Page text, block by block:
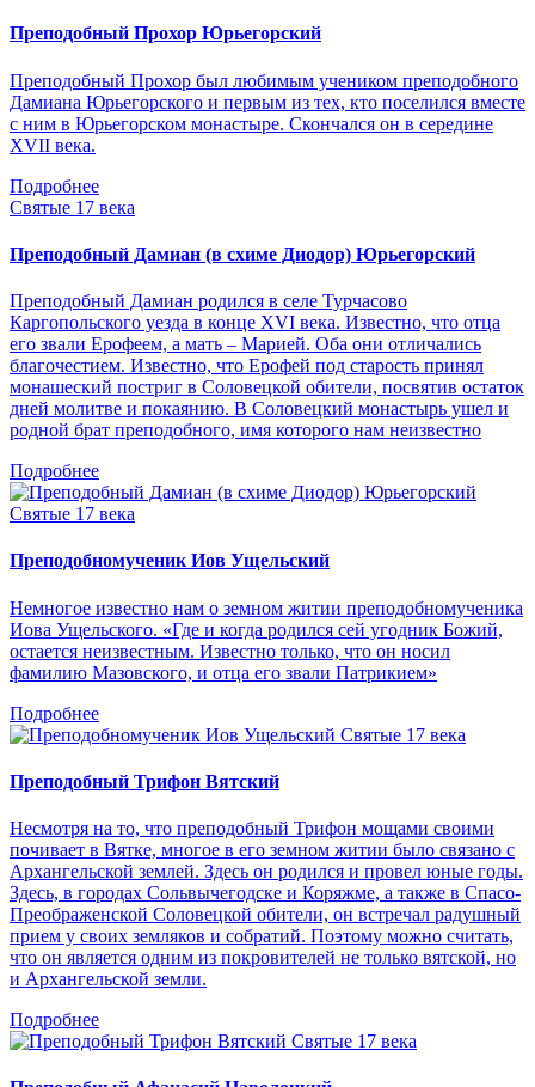
Преподобный Прохор Юрьегорский
Преподобный Прохор был любимым учеником преподобного
Дамиана Юрьегорского и первым из тех, кто поселился вместе
с ним в Юрьегорском монастыре. Скончался он в середине
XVII века.
Подробнее
Святые 17 века
Преподобный Дамиан (в схиме Диодор) Юрьегорский
Преподобный Дамиан родился в селе Турчасово
Каргопольского уезда в конце XVI века. Известно, что отца
его звали Ерофеем, а мать – Марией. Оба они отличались
благочестием. Известно, что Ерофей под старость принял
монашеский постриг в Соловецкой обители, посвятив остаток
дней молитве и покаянию. В Соловецкий монастырь ушел и
родной брат преподобного, имя которого нам неизвестно
Подробнее
Святые 17 века
Преподобномученик Иов Ущельский
Немногое известно нам о земном житии преподобномученика
Иова Ущельского. «Где и когда родился сей угодник Божий,
остается неизвестным. Известно только, что он носил
фамилию Мазовского, и отца его звали Патрикием»
Подробнее
Святые 17 века
Преподобный Трифон Вятский
Несмотря на то, что преподобный Трифон мощами своими
почивает в Вятке, многое в его земном житии было связано с
Архангельской землей. Здесь он родился и провел юные годы.
Здесь, в городах Сольвычегодске и Коряжме, а также в Спасо-
Преображенской Соловецкой обители, он встречал радушный
прием у своих земляков и собратий. Поэтому можно считать,
что он является одним из покровителей не только вятской, но
и Архангельской земли.
Подробнее
Святые 17 века